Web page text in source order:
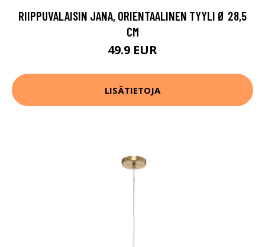
RIIPPUVALAISIN JANA, ORIENTAALINEN TYYLI Ø 28,5
CM
49.9 EUR
LISÄTIETOJA